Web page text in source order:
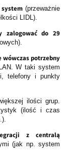
system (przeważnie
LIDL).
zalogować do 29
potrzebny
W taki system
telefony i punkty
ilości grup.
(ilość i czas
z centralą
(jak np. system